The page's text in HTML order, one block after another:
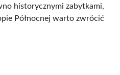
historycznymi zabytkami,
Północnej warto zwrócić